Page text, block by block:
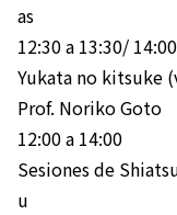
as
12:30 a 13:30/
Yukata no kitsuke
Prof. Noriko Goto
12:00 a 14:00
Sesiones de
u